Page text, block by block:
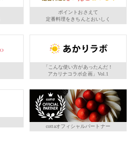
ポイントおさえて
定番料理をきちんとおいしく
「こんな使い方があったんだ！
アカリナコラボ企画」Vol.1
cottaオフィシャルパートナー